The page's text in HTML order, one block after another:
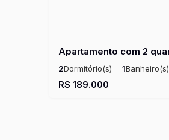
R$ 189.000
2Dormitório(s) 1Banheiro(s)
Útil: 45m²